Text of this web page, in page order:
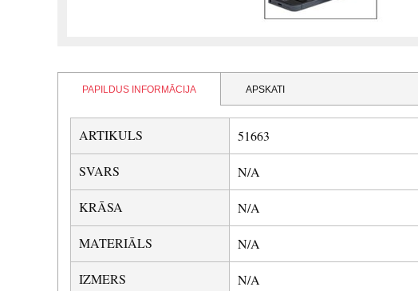
PAPILDUS INFORMĀCIJA APSKATI
ARTIKULS 51663
SVARS N/A
KRĀSA N/A
MATERIĀLS N/A
IZMERS N/A